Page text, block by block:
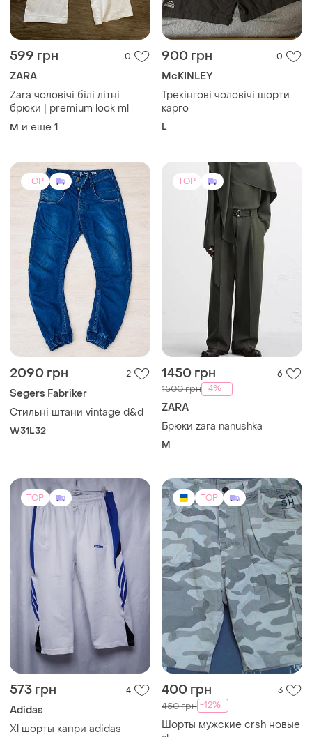
599 грн 0
ZARA
Zara чоловічі білі літні
брюки | premium look ml
M и еще 1
900 грн 0
McKINLEY
Трекінгові чоловічі шорти
карго
L
TOP
2090 грн 2
Segers Fabriker
Стильні штани vintage d&d
W31L32
TOP
1450 грн 6
1500 грн -4%
ZARA
Брюки zara nanushka
M
TOP
573 грн 4
Adidas
Xl шорты капри adidas
TOP
400 грн 3
450 грн -12%
Шорты мужские crsh новые